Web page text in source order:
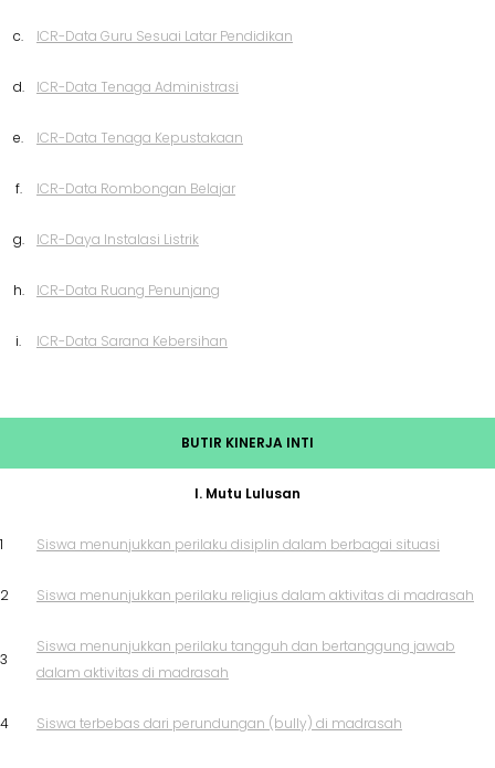
c. ICR-Data Guru Sesuai Latar Pendidikan
d. ICR-Data Tenaga Administrasi
e. ICR-Data Tenaga Kepustakaan
f. ICR-Data Rombongan Belajar
g. ICR-Daya Instalasi Listrik
h. ICR-Data Ruang Penunjang
i. ICR-Data Sarana Kebersihan
BUTIR KINERJA INTI
I. Mutu Lulusan
1 Siswa menunjukkan perilaku disiplin dalam berbagai situasi
2 Siswa menunjukkan perilaku religius dalam aktivitas di madrasah
3
Siswa menunjukkan perilaku tangguh dan bertanggung jawab
dalam aktivitas di madrasah
4 Siswa terbebas dari perundungan (bully) di madrasah